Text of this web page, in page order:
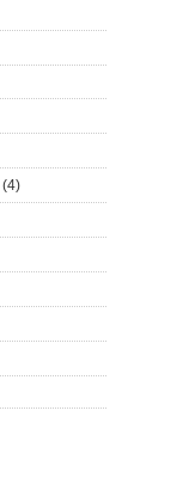
(4)